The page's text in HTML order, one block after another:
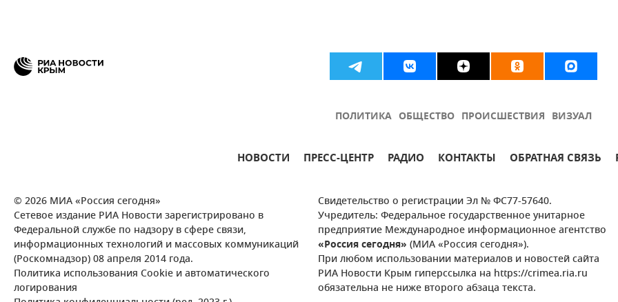
ПОЛИТИКА ОБЩЕСТВО ПРОИСШЕСТВИЯ ВИЗУАЛ
НОВОСТИ ПРЕСС-ЦЕНТР РАДИО КОНТАКТЫ ОБРАТНАЯ СВЯЗЬ
© 2026 МИА «Россия сегодня»
Сетевое издание РИА Новости зарегистрировано в
Федеральной службе по надзору в сфере связи,
информационных технологий и массовых коммуникаций
(Роскомнадзор) 08 апреля 2014 года.
Политика использования Cookie и автоматического
логирования
Свидетельство о регистрации Эл № ФС77-57640.
Учредитель: Федеральное государственное унитарное
предприятие Международное информационное агентство
«Россия сегодня» (МИА «Россия сегодня»).
При любом использовании материалов и новостей сайта
РИА Новости Крым гиперссылка на https://crimea.ria.ru
обязательна не ниже второго абзаца текста.